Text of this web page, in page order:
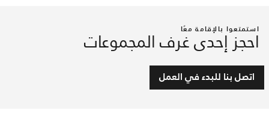
استمتعوا بالإقامة معًا
احجز إحدى غرف المجموعات
اتصل بنا للبدء في العمل